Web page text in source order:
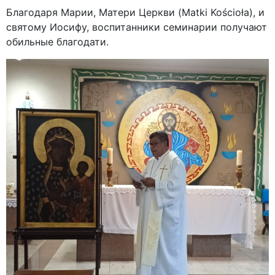
Благодаря Марии, Матери Церкви (Matki Kościoła), и
святому Иосифу, воспитанники семинарии получают
обильные благодати.